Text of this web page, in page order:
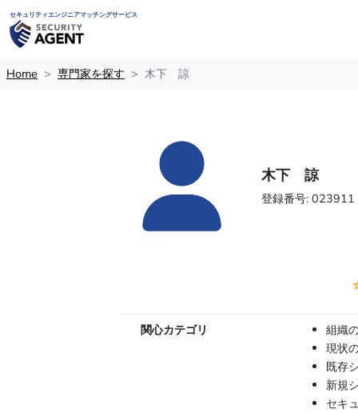
セキュリティエンジニアマッチングサービス
Home 専門家を探す 木下 諒
木下 諒
登録番号: 023911
関心カテゴリ
組織
現状
既存
新規
セキ